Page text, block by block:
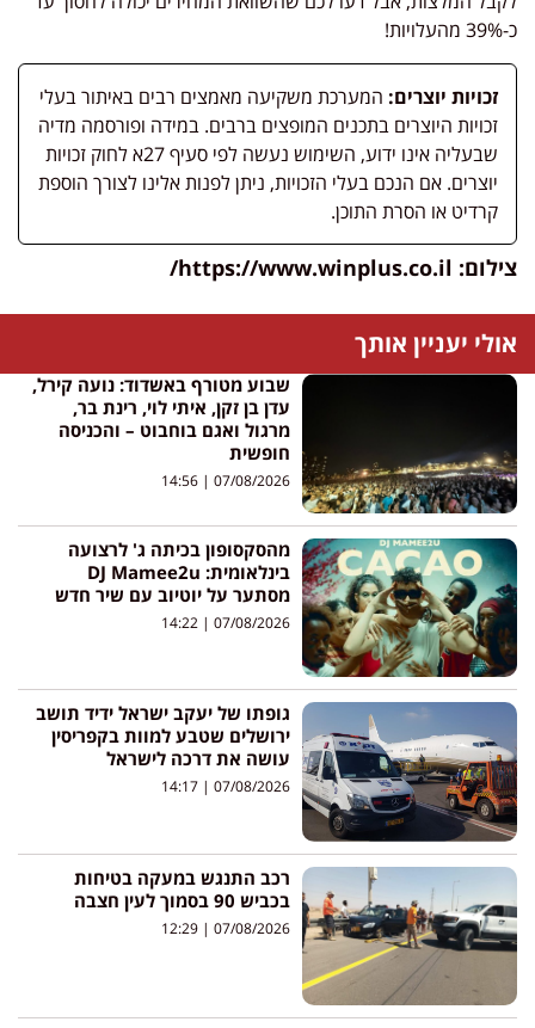
כ-39% מהעלויות!
זכויות יוצרים: המערכת משקיעה מאמצים רבים באיתור בעלי
זכויות היוצרים בתכנים המופצים ברבים. במידה ופורסמה מדיה
שבעליה אינו ידוע, השימוש נעשה לפי סעיף 27א לחוק זכויות
יוצרים. אם הנכם בעלי הזכויות, ניתן לפנות אלינו לצורך הוספת
קרדיט או הסרת התוכן.
צילום: https://www.winplus.co.il/
אולי יעניין אותך
שבוע מטורף באשדוד: נועה קירל,
עדן בן זקן, איתי לוי, רינת בר,
מרגול ואגם בוחבוט – והכניסה
חופשית
07/08/2026
מהסקסופון בכיתה ג' לרצועה
בינלאומית: DJ Mamee2u
מסתער על יוטיוב עם שיר חדש
07/08/2026
גופתו של יעקב ישראל ידיד תושב
ירושלים שטבע למוות בקפריסין
עושה את דרכה לישראל
07/08/2026
רכב התנגש במעקה בטיחות
בכביש 90 בסמוך לעין חצבה
07/08/2026